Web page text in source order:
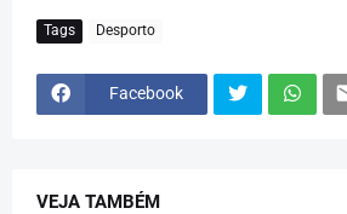
Tags Desporto
Facebook
VEJA TAMBÉM